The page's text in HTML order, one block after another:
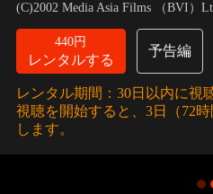
備えた殺人マシーンを作り上げる
れたシャーリーとキャットも…。
(C)2002 Media Asia Films （BVI）
440円
レンタルする
予告編
レンタル期間：30日以内に視
視聴を開始すると、3日（72
します。